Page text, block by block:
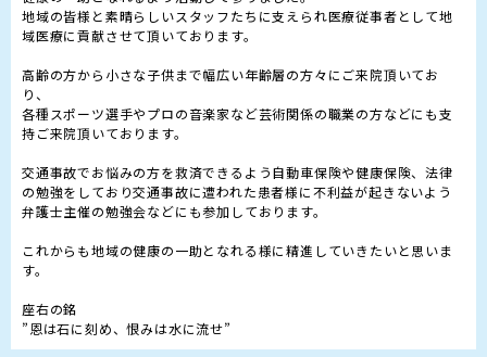
地域の皆様と素晴らしいスタッフたちに支えられ医療従事者として地
域医療に貢献させて頂いております。
高齢の方から小さな子供まで幅広い年齢層の方々にご来院頂いてお
り、
各種スポーツ選手やプロの音楽家など芸術関係の職業の方などにも支
持ご来院頂いております。
交通事故でお悩みの方を救済できるよう自動車保険や健康保険、法律
の勉強をしており交通事故に遭われた患者様に不利益が起きないよう
弁護士主催の勉強会などにも参加しております。
これからも地域の健康の一助となれる様に精進していきたいと思いま
す。
座右の銘
”恩は石に刻め、恨みは水に流せ”